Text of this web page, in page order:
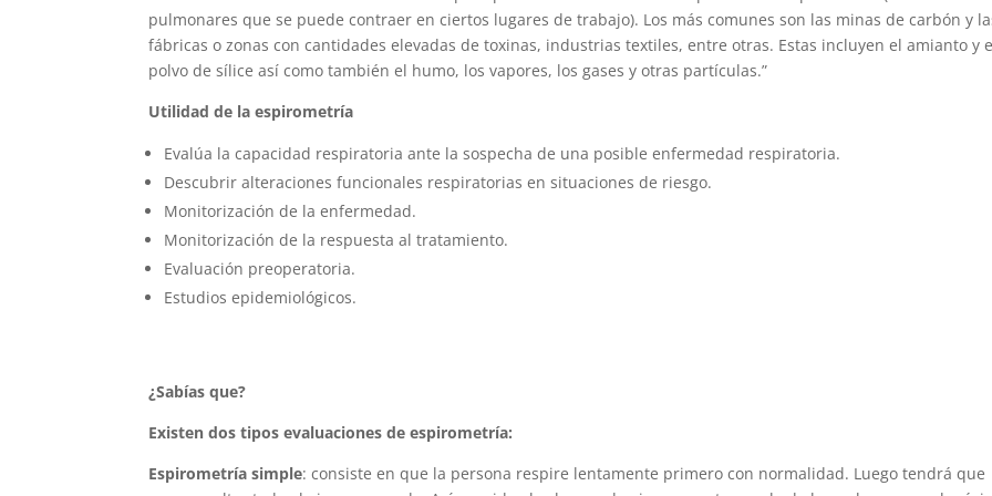
pulmonares que se puede contraer en ciertos lugares de trabajo). Los más comunes son las minas de carbón y
fábricas o zonas con cantidades elevadas de toxinas, industrias textiles, entre otras. Estas incluyen el amianto y
polvo de sílice así como también el humo, los vapores, los gases y otras partículas.”
Utilidad de la espirometría
Evalúa la capacidad respiratoria ante la sospecha de una posible enfermedad respiratoria.
Descubrir alteraciones funcionales respiratorias en situaciones de riesgo.
Monitorización de la enfermedad.
Monitorización de la respuesta al tratamiento.
Evaluación preoperatoria.
Estudios epidemiológicos.
¿Sabías que?
Existen dos tipos evaluaciones de espirometría:
Espirometría simple: consiste en que la persona respire lentamente primero con normalidad. Luego tendrá que